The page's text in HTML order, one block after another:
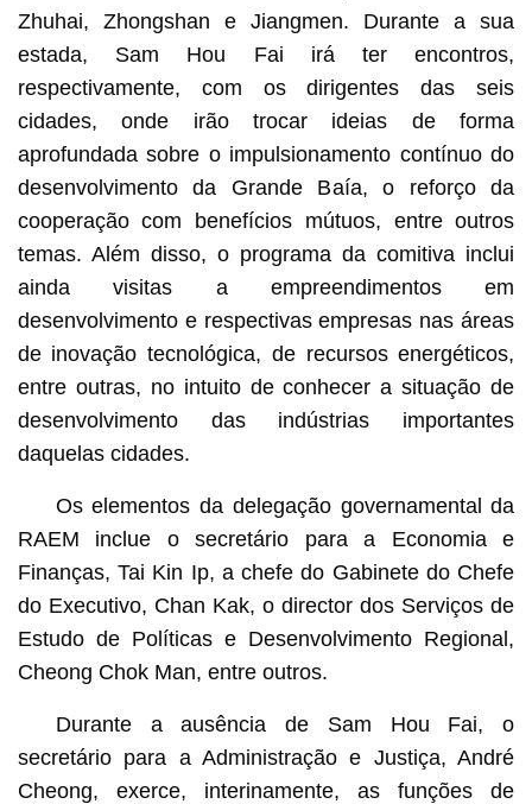
Zhuhai, Zhongshan e Jiangmen. Durante a sua
estada, Sam Hou Fai irá ter encontros,
respectivamente, com os dirigentes das seis
cidades, onde irão trocar ideias de forma
aprofundada sobre o impulsionamento contínuo do
desenvolvimento da Grande Baía, o reforço da
cooperação com benefícios mútuos, entre outros
temas. Além disso, o programa da comitiva inclui
ainda visitas a empreendimentos em
desenvolvimento e respectivas empresas nas áreas
de inovação tecnológica, de recursos energéticos,
entre outras, no intuito de conhecer a situação de
desenvolvimento das indústrias importantes
daquelas cidades.
Os elementos da delegação governamental da
RAEM inclue o secretário para a Economia e
Finanças, Tai Kin Ip, a chefe do Gabinete do Chefe
do Executivo, Chan Kak, o director dos Serviços de
Estudo de Políticas e Desenvolvimento Regional,
Cheong Chok Man, entre outros.
Durante a ausência de Sam Hou Fai, o
secretário para a Administração e Justiça, André
Cheong, exerce, interinamente, as funções de